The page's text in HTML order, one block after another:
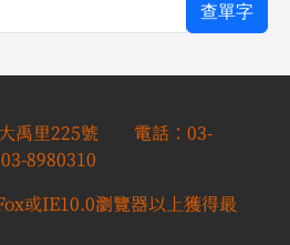
查單字
大禹里225號 電話：03-
8980310
或IE10.0瀏覽器以上獲得最